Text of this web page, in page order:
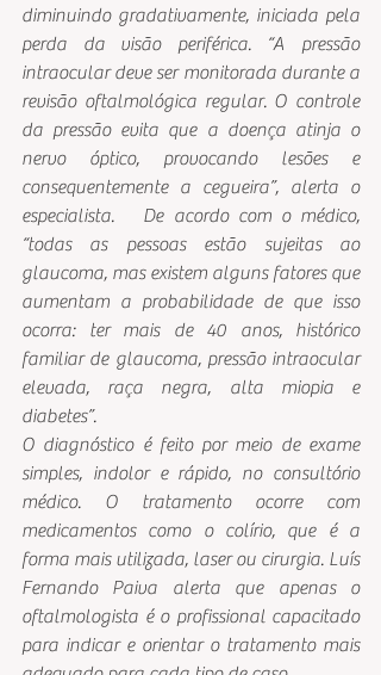
diminuindo gradativamente, iniciada pela
perda da visão periférica. “A pressão
intraocular deve ser monitorada durante a
revisão oftalmológica regular. O controle
da pressão evita que a doença atinja o
nervo óptico, provocando lesões e
consequentemente a cegueira”, alerta o
especialista.
De acordo com o médico,
“todas as pessoas estão sujeitas ao
glaucoma, mas existem alguns fatores que
aumentam a probabilidade de que isso
ocorra: ter mais de 40 anos, histórico
familiar de glaucoma, pressão intraocular
elevada, raça negra, alta miopia e
diabetes”.
O diagnóstico é feito por meio de exame
simples, indolor e rápido, no consultório
médico. O tratamento ocorre com
medicamentos como o colírio, que é a
forma mais utilizada, laser ou cirurgia. Luís
Fernando Paiva alerta que apenas o
oftalmologista é o profissional capacitado
para indicar e orientar o tratamento mais